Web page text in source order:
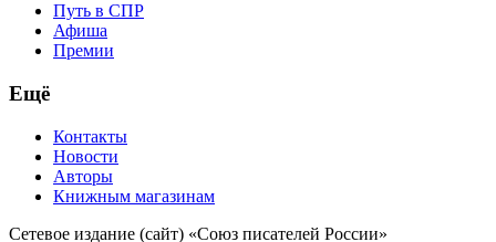
Путь в СПР
Афиша
Премии
Ещё
Контакты
Новости
Авторы
Книжным магазинам
Сетевое издание (сайт) «Союз писателей России»